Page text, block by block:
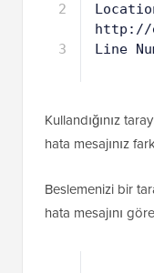
2
3
http://
Line
Kullandığınız
hata mesajınız
Beslemenizi bir
hata mesajını